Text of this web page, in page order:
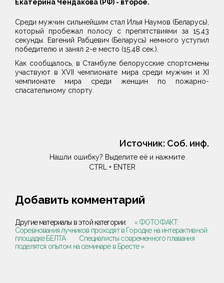
Екатерина Чендакова (РФ) - второе.
Среди мужчин сильнейшим стал Илья Наумов (Беларусь),
который пробежал полосу с препятствиями за 15.43
секунды. Евгений Рабцевич (Беларусь) немного уступил
победителю и занял 2-е место (15.48 сек.).
Как сообщалось, в Стамбуле белорусские спортсмены
участвуют в XVII чемпионате мира среди мужчин и XI
чемпионате мира среди женщин по пожарно-
спасательному спорту.
Источник: Соб. инф.
Нашли ошибку? Выделите её и нажмите
CTRL + ENTER
Добавить комментарий
Другие материалы в этой категории:
« ФОТОФАКТ:
Соревнования лучников проходят в Городке на интерактивной
площадке БЕЛТА
Специалисты современного плавания
поделятся опытом на семинаре в Бресте »